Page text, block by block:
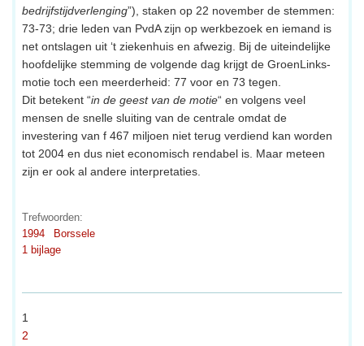
bedrijfstijdverlenging”), staken op 22 november de stemmen:
73-73; drie leden van PvdA zijn op werkbezoek en iemand is
net ontslagen uit ‘t ziekenhuis en afwezig. Bij de uiteindelijke
hoofdelijke stemming de volgende dag krijgt de GroenLinks-
motie toch een meerderheid: 77 voor en 73 tegen.
Dit betekent “in de geest van de motie“ en volgens veel
mensen de snelle sluiting van de centrale omdat de
investering van f 467 miljoen niet terug verdiend kan worden
tot 2004 en dus niet economisch rendabel is. Maar meteen
zijn er ook al andere interpretaties.
Trefwoorden:
1994
Borssele
1 bijlage
1
2